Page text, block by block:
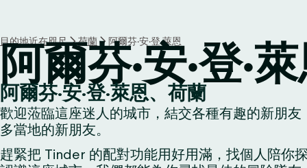
首
頁
目的地近在咫尺 荷蘭 阿爾芬·安·登·萊恩
阿爾芬·安·登·
阿爾芬·安·登·萊恩、荷蘭
歡迎蒞臨這座迷人的城市，結交各種有趣的新朋
多當地的新朋友。
趕緊把 Tinder 的配對功能用好用滿，找個人陪你